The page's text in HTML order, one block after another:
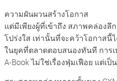
ความผันผวนสร้างโอกาส
แต่มีเพียงผู้ที่เข้าถึง สภาพคล่องลึ
โปร่งใส เท่านั้นที่จะคว้าโอกาสนี้ไ
ในยุคที่ตลาดตอบสนองทันที การ
A-Book ไม่ใช่เรื่องฟุ่มเฟือย แต่เ